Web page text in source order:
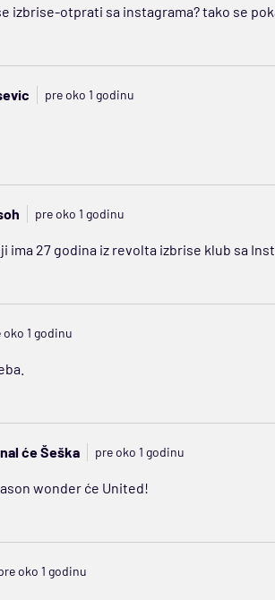
izbrise-otprati sa instagrama? tako se
pre oko 1 godinu
pre oko 1 godinu
ima 27 godina iz revolta izbrise klub sa
oko 1 godinu
će Šeška pre oko 1 godinu
wonder će United!
oko 1 godinu